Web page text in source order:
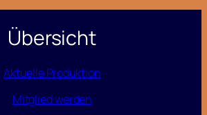
Übersicht
Aktuelle Produktion
Mitglied werden